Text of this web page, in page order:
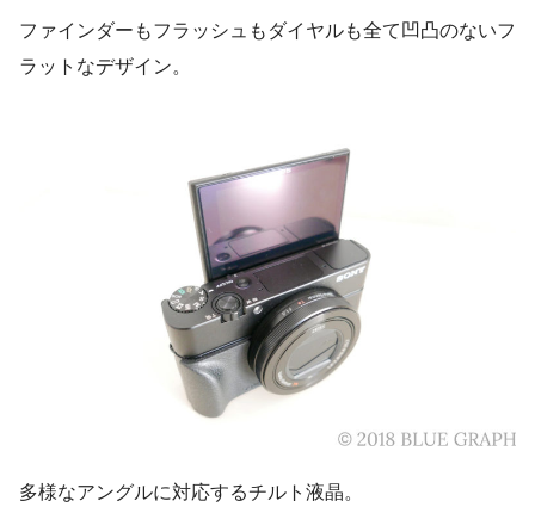
ファインダーもフラッシュもダイヤルも全て凹凸のないフ
ラットなデザイン。
多様なアングルに対応するチルト液晶。